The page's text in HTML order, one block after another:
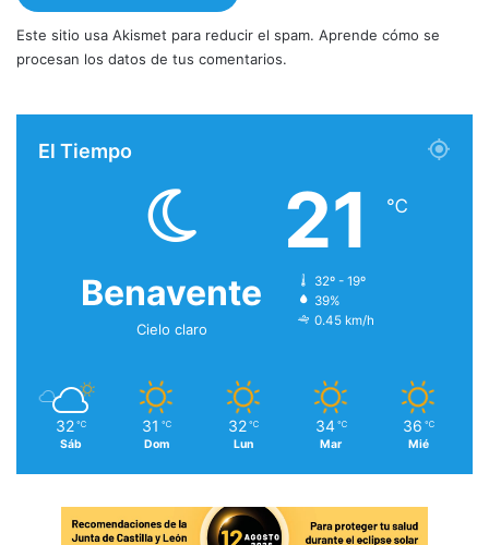
Este sitio usa Akismet para reducir el spam. Aprende cómo se
procesan los datos de tus comentarios.
El Tiempo
Benavente
Cielo claro
21 ℃
32º - 19º
39%
0.45 km/h
32 ℃
Sáb
31 ℃
Dom
32 ℃
Lun
34 ℃
Mar
36 ℃
Mié